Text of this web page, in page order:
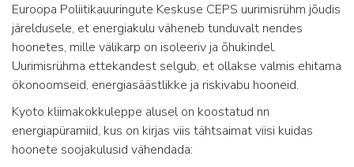
Euroopa Poliitikauuringute Keskuse CEPS uurimisrühm jõudis
järeldusele, et energiakulu väheneb tunduvalt nendes
hoonetes, mille välikarp on isoleeriv ja õhukindel.
Uurimisrühma ettekandest selgub, et ollakse valmis ehitama
ökonoomseid, energiasäästlikke ja riskivabu hooneid.
Kyoto kliimakokkuleppe alusel on koostatud nn
energiapüramiid, kus on kirjas viis tähtsaimat viisi kuidas
hoonete soojakulusid vähendada: